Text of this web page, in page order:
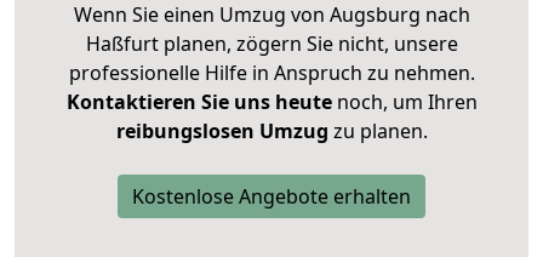
Wenn Sie einen Umzug von Augsburg nach
Haßfurt planen, zögern Sie nicht, unsere
professionelle Hilfe in Anspruch zu nehmen.
Kontaktieren Sie uns heutenoch, um Ihren
reibungslosen Umzug zu planen.
Kostenlose Angebote erhalten